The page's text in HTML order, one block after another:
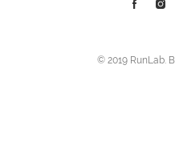
© 2019 RunLab.